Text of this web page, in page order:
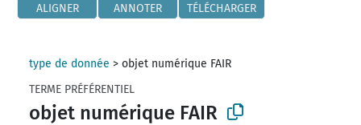
ALIGNER ANNOTER TÉLÉCHARGER
type de donnée >objet numérique FAIR
TERME PRÉFÉRENTIEL
objet numérique FAIR